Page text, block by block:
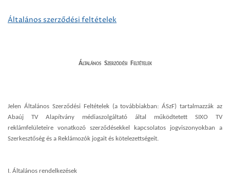
Általános szerződési feltételek
Általános Szerződési Feltételek
Jelen Általános Szerződési Feltételek (a továbbiakban: ÁSzF) tartalmazzák az
Abaúj TV Alapítvány médiaszolgáltató által működtetett SIXO TV
reklámfelületeire vonatkozó szerződésekkel kapcsolatos jogviszonyokban a
Szerkesztőség és a Reklámozók jogait és kötelezettségeit.
I. Általános rendelkezések